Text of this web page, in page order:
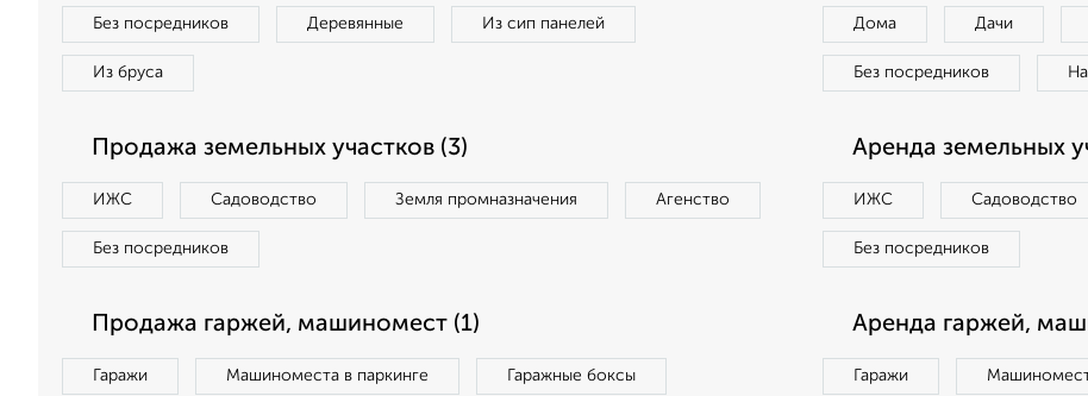
Без посредников Деревянные Из сип панелей
Из бруса
Дома Дачи
Без посредников
Продажа земельных участков (3)
ИЖС Садоводство Земля промназначения Агенство
Без посредников
Аренда земельных
ИЖС Садоводство
Без посредников
Продажа гаржей, машиномест (1)
Гаражи Машиноместа в паркинге Гаражные боксы
Аренда гаржей,
Гаражи